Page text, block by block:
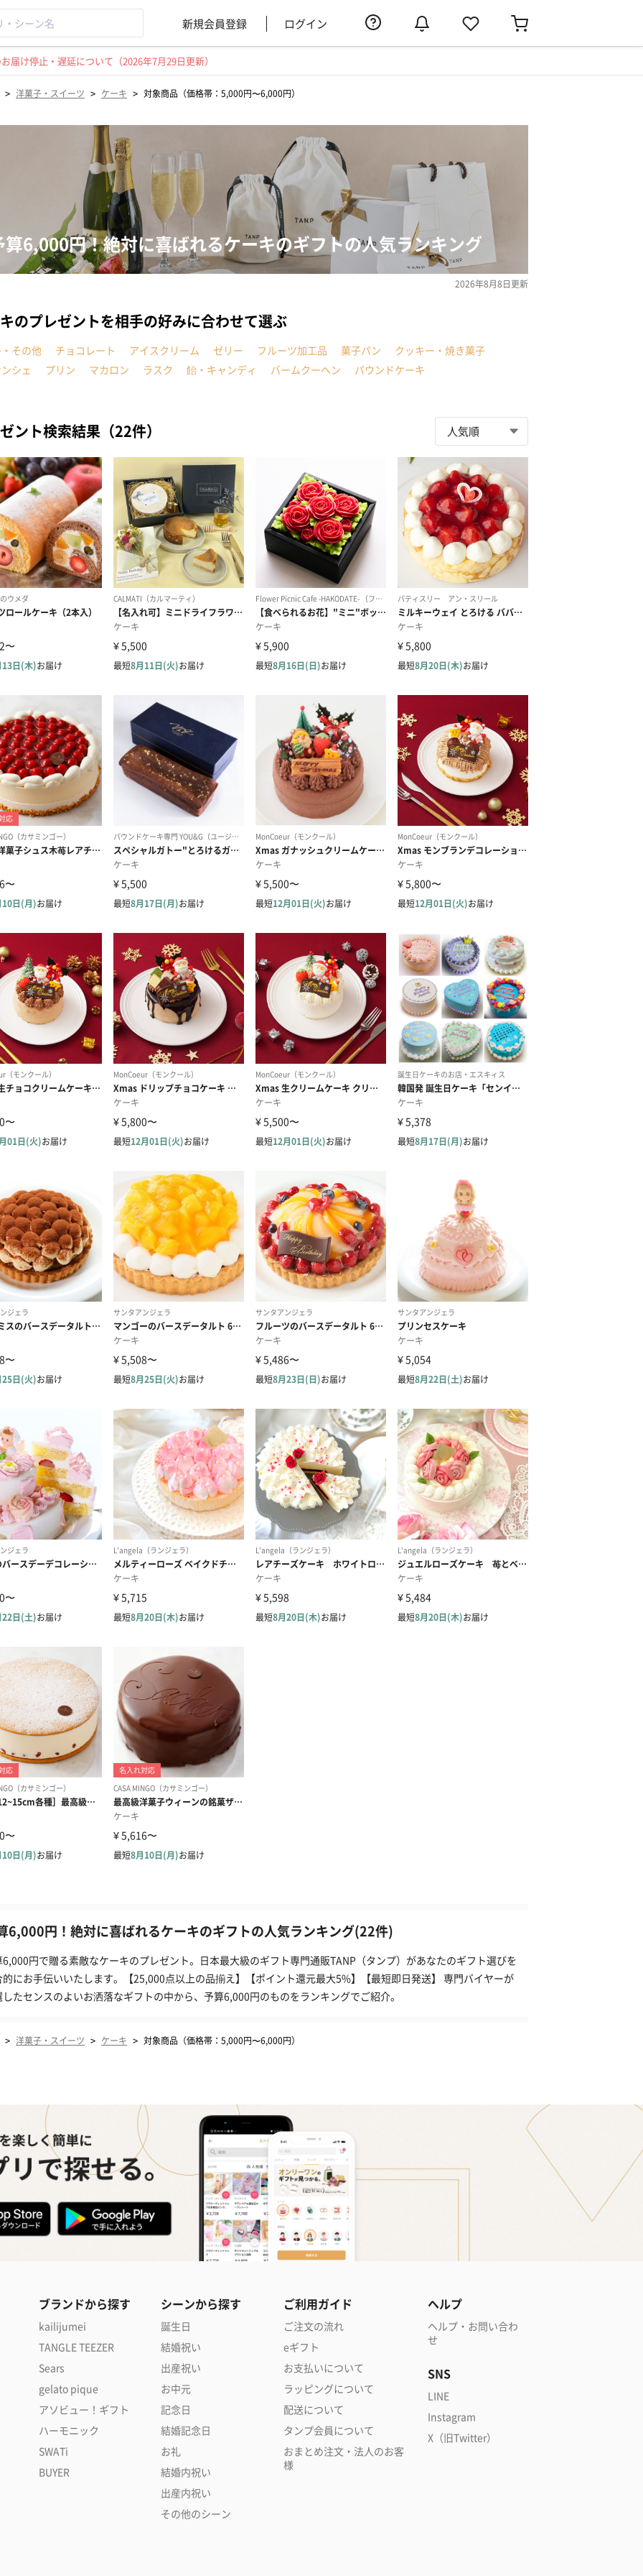
新規会員登録 ログイン
け停止・遅延について（2026年7月29日更新）
> 洋菓子・スイーツ > ケーキ > 対象商品（価格帯：5,000円〜6,000円）
算6,000円！絶対に喜ばれるケーキのギフトの人気ランキング
2026年8月8日更新
のプレゼントを相手の好みに合わせて選ぶ
その他 チョコレート アイスクリーム ゼリー フルーツ加工品 菓子パン
クッキー・焼き菓子
シェ
プリン マカロン ラスク 飴・キャンディ バームクーヘン パウンドケーキ
ント検索結果（22件）
6,000円！絶対に喜ばれるケーキのギフトの人気ランキング(22件)
6,000円で贈る素敵なケーキのプレゼント。日本最大級のギフト専門通販TANP（タンプ）があなたのギフト選びを
的にお手伝いいたします。【25,000点以上の品揃え】【ポイント還元最大5%】【最短即日発送】 専門バイヤーが
たセンスのよいお洒落なギフトの中から、予算6,000円のものをランキングでご紹介。
> 洋菓子・スイーツ > ケーキ > 対象商品（価格帯：5,000円〜6,000円）
ブランドから探す
kailijumei
TANGLE TEEZER
Sears
gelato pique
アソビュー！ギフト
ハーモニック
SWATi
BUYER
シーンから探す
誕生日
結婚祝い
出産祝い
お中元
記念日
結婚記念日
お礼
結婚内祝い
出産内祝い
その他のシーン
ご利用ガイド
ご注文の流れ
eギフト
お支払いについて
ラッピングについて
配送について
タンプ会員について
おまとめ注文・法人のお客
様
ヘルプ
ヘルプ・お問い合わ
せ
SNS
LINE
Instagram
X（旧Twitter）